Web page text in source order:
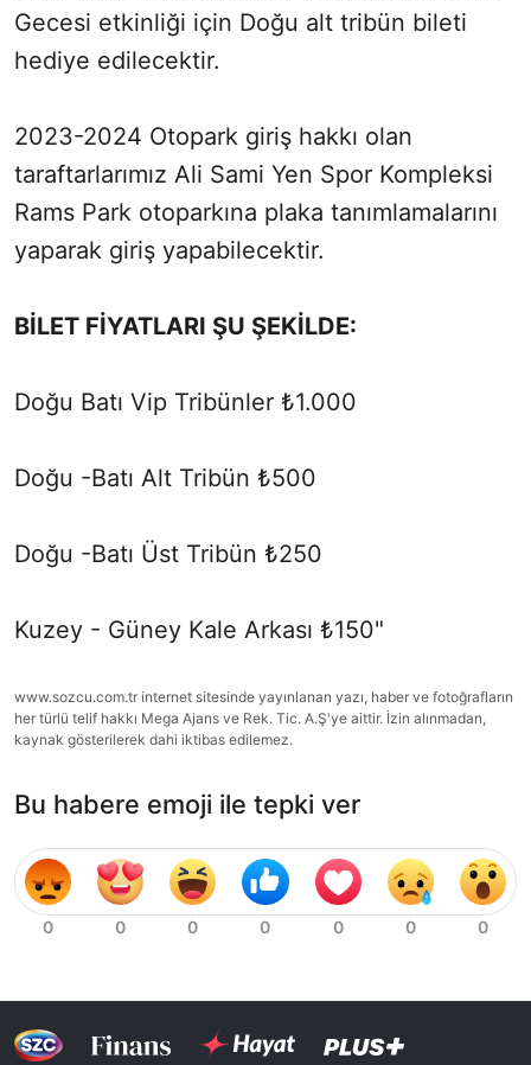
Gecesi etkinliği için Doğu alt tribün bileti
hediye edilecektir.
2023-2024 Otopark giriş hakkı olan
taraftarlarımız Ali Sami Yen Spor Kompleksi
Rams Park otoparkına plaka tanımlamalarını
yaparak giriş yapabilecektir.
BİLET FİYATLARI ŞU ŞEKİLDE:
Doğu Batı Vip Tribünler ₺1.000
Doğu -Batı Alt Tribün ₺500
Doğu -Batı Üst Tribün ₺250
Kuzey - Güney Kale Arkası ₺150"
www.sozcu.com.tr internet sitesinde yayınlanan yazı, haber ve fotoğrafların
her türlü telif hakkı Mega Ajans ve Rek. Tic. A.Ş'ye aittir. İzin alınmadan,
kaynak gösterilerek dahi iktibas edilemez.
Bu habere emoji ile tepki ver